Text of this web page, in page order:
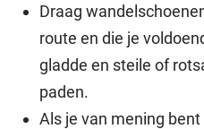
Draag
route en die je
gladde en steile of
paden.
Als je van mening